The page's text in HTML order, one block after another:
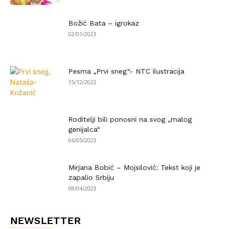
Božić Bata – igrokaz
02/01/2023
Pesma „Prvi sneg“- NTC ilustracija
15/12/2022
Roditelji bili ponosni na svog „malog
genijalca“
06/05/2023
Mirjana Bobić – Mojsilović: Tekst koji je
zapalio Srbiju
08/04/2023
NEWSLETTER